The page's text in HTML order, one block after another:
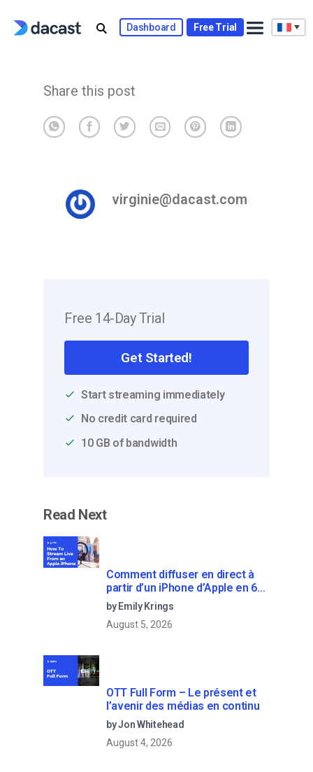
Dashboard Free Trial
Share this post
virginie@dacast.com
Free 14-Day Trial
Get Started!
Start streaming immediately
No credit card required
10 GB of bandwidth
Read Next
Comment diffuser en direct à
partir d’un iPhone d’Apple en 6
étapes faciles
by Emily Krings
August 5, 2026
OTT Full Form – Le présent et
l’avenir des médias en continu
by Jon Whitehead
August 4, 2026